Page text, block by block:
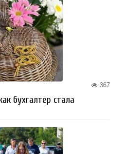
367
бухгалтер стала